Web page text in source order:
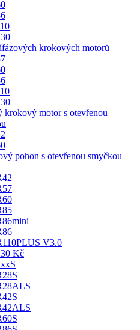
krokových motorů
krokový motor s otevřenou
pohon s otevřenou smyčkou
V3.0
Kč